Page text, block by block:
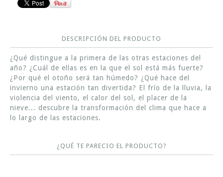
DESCRIPCIÓN DEL PRODUCTO
¿Qué distingue a la primera de las otras estaciones del
año? ¿Cuál de ellas es en la que el sol está más fuerte?
¿Por qué el otoño será tan húmedo? ¿Qué hace del
invierno una estación tan divertida? El frío de la lluvia, la
violencia del viento, el calor del sol, el placer de la
nieve... descubre la transformación del clima que hace a
lo largo de las estaciones.
¿QUÉ TE PARECIO EL PRODUCTO?